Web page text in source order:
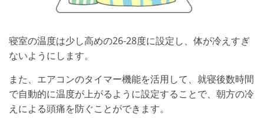
寝室の温度は少し高めの26-28度に設定し、体が冷えすぎ
ないようにします。
また、エアコンのタイマー機能を活用して、就寝後数時間
で自動的に温度が上がるように設定することで、朝方の冷
えによる頭痛を防ぐことができます。